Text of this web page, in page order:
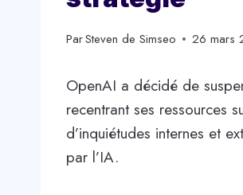
ParSteven de Simseo 26 mars
OpenAI a décidé de
recentrant ses ressources
d’inquiétudes internes et
par l’IA.